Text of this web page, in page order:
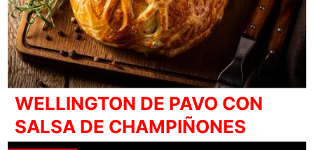
WELLINGTON DE PAVO CON
SALSA DE CHAMPIÑONES